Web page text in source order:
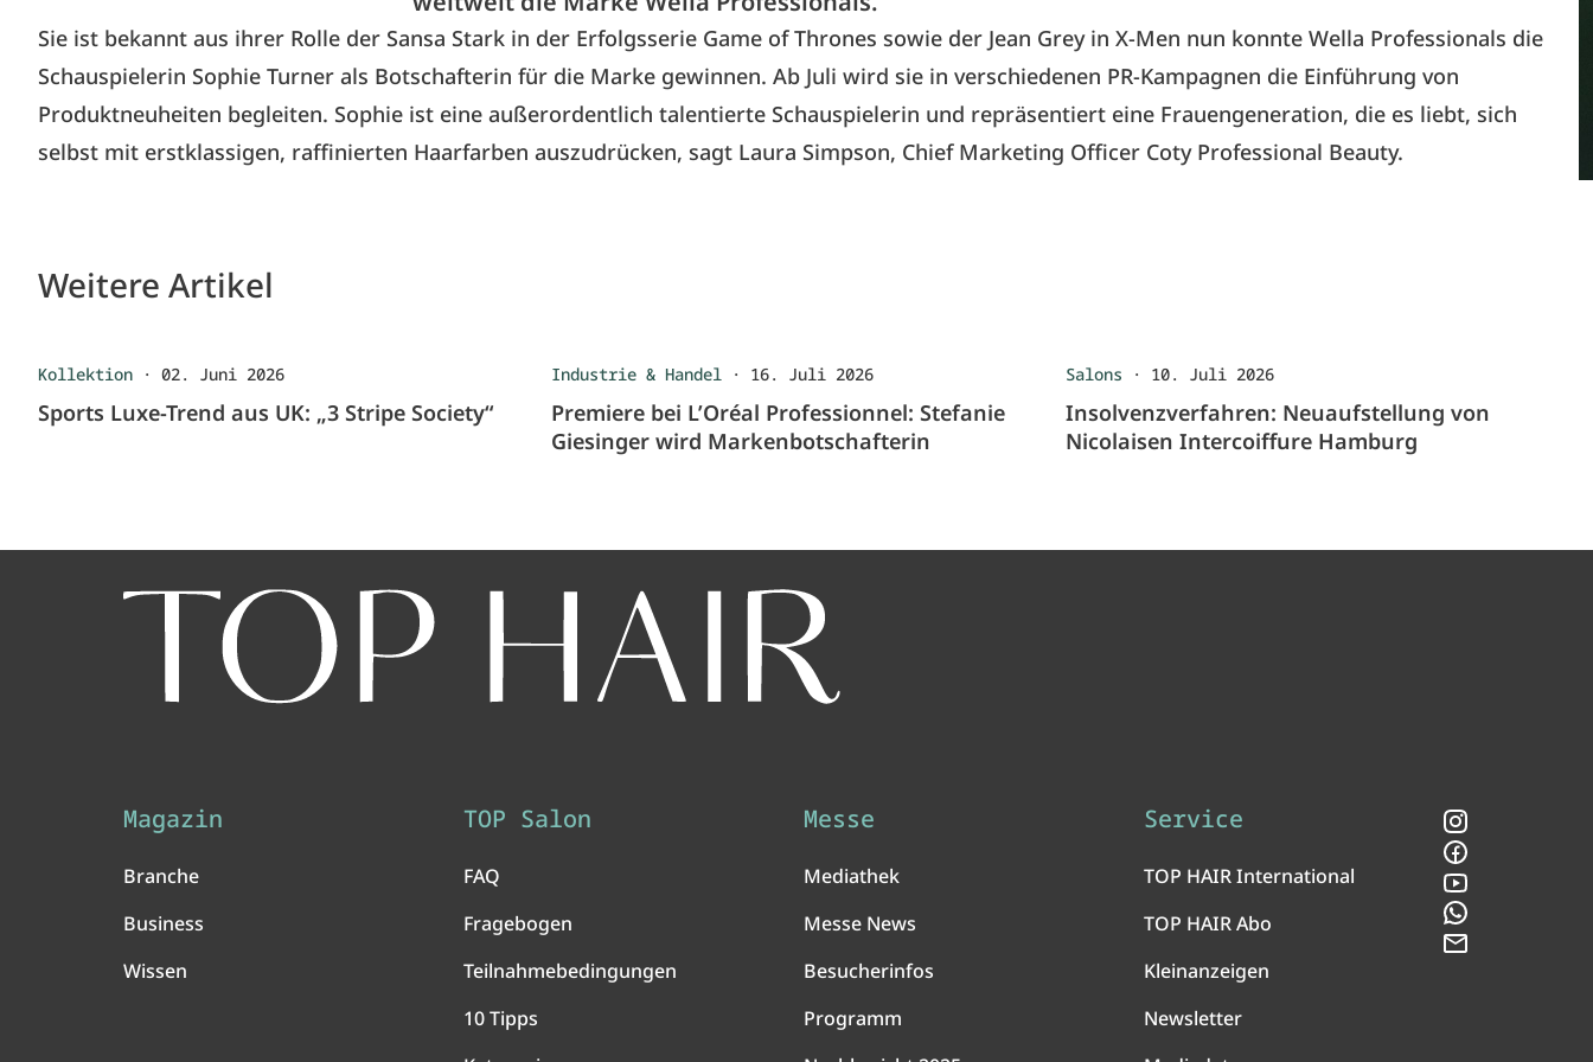
Sie ist bekannt aus ihrer Rolle der Sansa Stark in der Erfolgsserie Game of Thrones sowie der Jean Grey in X-Men nun konnte Wella Professionals die
Schauspielerin Sophie Turner als Botschafterin für die Marke gewinnen. Ab Juli wird sie in verschiedenen PR-Kampagnen die Einführung von
Produktneuheiten begleiten. Sophie ist eine außerordentlich talentierte Schauspielerin und repräsentiert eine Frauengeneration, die es liebt, sich
selbst mit erstklassigen, raffinierten Haarfarben auszudrücken, sagt Laura Simpson, Chief Marketing Officer Coty Professional Beauty.
Weitere Artikel
Kollektion · 02. Juni 2026
Sports Luxe-Trend aus UK: „3 Stripe Society“
Industrie & Handel · 16. Juli 2026
Premiere bei L’Oréal Professionnel: Stefanie
Giesinger wird Markenbotschafterin
Salons · 10. Juli 2026
Insolvenzverfahren: Neuaufstellung von
Nicolaisen Intercoiffure Hamburg
Magazin
Branche
Business
Wissen
TOP Salon
FAQ
Fragebogen
Teilnahmebedingungen
10 Tipps
Messe
Mediathek
Messe News
Besucherinfos
Programm
Service
TOP HAIR International
TOP HAIR Abo
Kleinanzeigen
Newsletter